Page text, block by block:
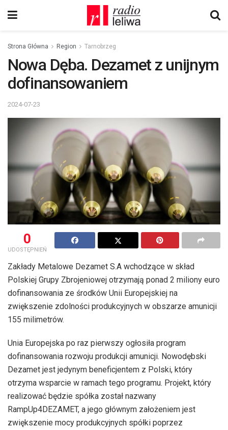
Strona Główna Region Tarnobrzeg
Nowa Dęba. Dezamet z unijnym
dofinansowaniem
2024-07-23
0
UDOSTĘPNIEŃ
Zakłady Metalowe Dezamet S.A wchodzące w skład
Polskiej Grupy Zbrojeniowej otrzymają ponad 2 miliony euro
dofinansowania ze środków Unii Europejskiej na
zwiększenie zdolności produkcyjnych w obszarze amunicji
155 milimetrów.
Unia Europejska po raz pierwszy ogłosiła program
dofinansowania rozwoju produkcji amunicji. Nowodębski
Dezamet jest jedynym beneficjentem z Polski, który
otrzyma wsparcie w ramach tego programu. Projekt, który
realizować będzie spółka został nazwany
RampUp4DEZAMET, a jego głównym założeniem jest
zwiększenie mocy produkcyjnych spółki poprzez